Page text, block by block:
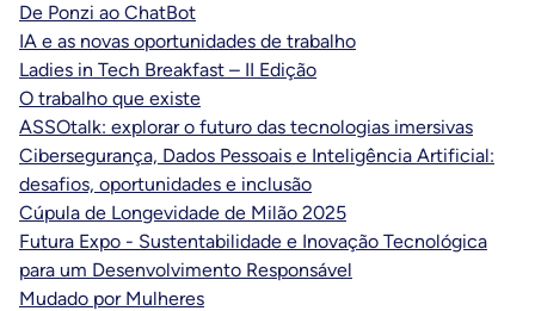
De Ponzi ao ChatBot
IA e as novas oportunidades de trabalho
Ladies in Tech Breakfast – II Edição
O trabalho que existe
ASSOtalk: explorar o futuro das tecnologias imersivas
Cibersegurança, Dados Pessoais e Inteligência Artificial:
desafios, oportunidades e inclusão
Cúpula de Longevidade de Milão 2025
Futura Expo - Sustentabilidade e Inovação Tecnológica
para um Desenvolvimento Responsável
Mudado por Mulheres